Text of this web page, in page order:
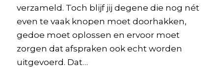
verzameld. Toch blijf jij degene die nog nét
even te vaak knopen moet doorhakken,
gedoe moet oplossen en ervoor moet
zorgen dat afspraken ook echt worden
uitgevoerd. Dat…